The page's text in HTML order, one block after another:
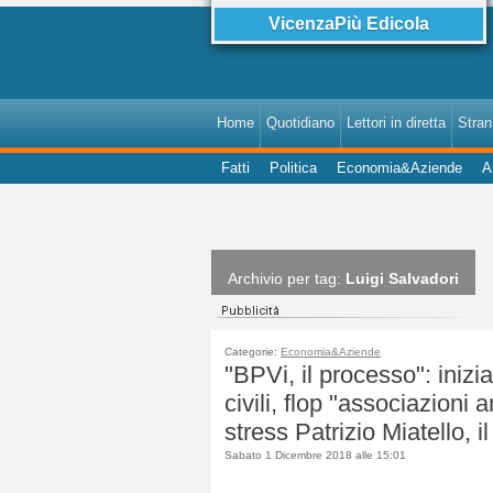
VicenzaPiù Edicola
Home Quotidiano Lettori in diretta
Fatti Politica Economia&Aziende
Archivio per tag: Luigi Salvadori
Categorie: Economia&Aziende
"BPVi, il processo":
civili, flop "associazioni
stress Patrizio Miatello,
Sabato 1 Dicembre 2018 alle 15:01